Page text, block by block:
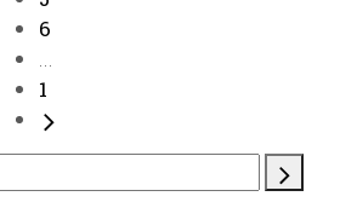
6
...
1